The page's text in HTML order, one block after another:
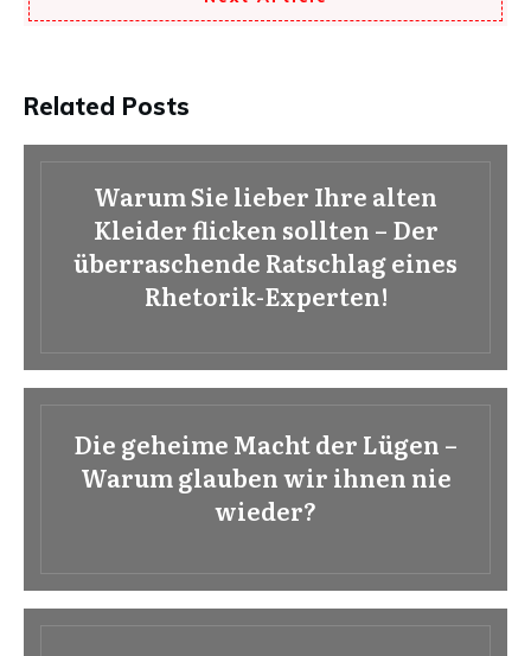
Related Posts
Warum Sie lieber Ihre alten
Kleider flicken sollten – Der
überraschende Ratschlag eines
Rhetorik-Experten!
Die geheime Macht der Lügen –
Warum glauben wir ihnen nie
wieder?